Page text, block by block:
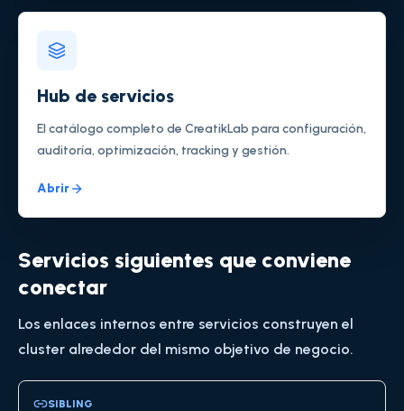
Hub de servicios
El catálogo completo de CreatikLab para configuración,
auditoría, optimización, tracking y gestión.
Abrir
Servicios siguientes que conviene
conectar
Los enlaces internos entre servicios construyen el
cluster alrededor del mismo objetivo de negocio.
SIBLING